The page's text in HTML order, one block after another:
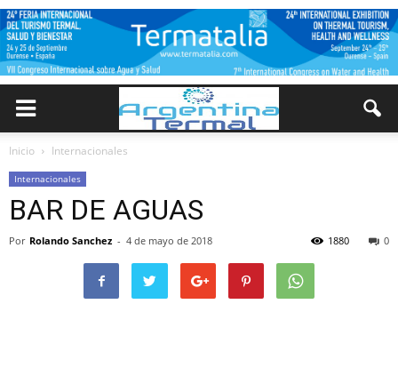
Inicio Internacionales
Internacionales
BAR DE AGUAS
Por Rolando Sanchez - 4 de mayo de 2018 0
1880